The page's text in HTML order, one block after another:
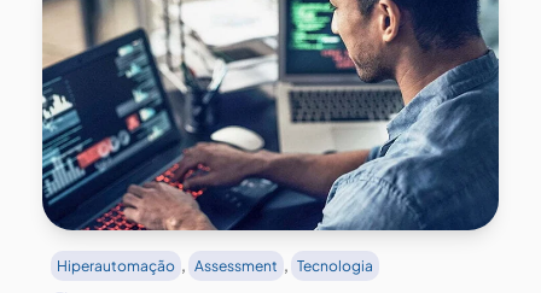
Hiperautomação , Assessment , Tecnologia